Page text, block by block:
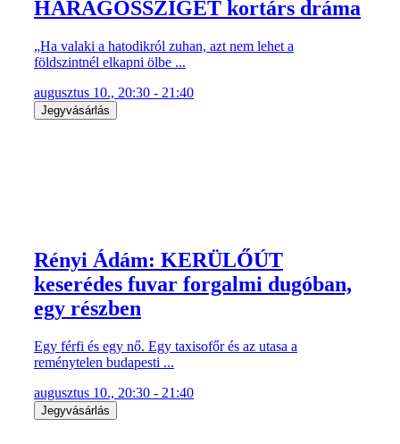
HARAGOSSZIGET kortárs dráma
„Ha valaki a hatodikról zuhan, azt nem lehet a
földszintnél elkapni ölbe ...
augusztus 10., 20:30 - 21:40
Jegyvásárlás
Rényi Ádám: KERÜLŐÚT
keserédes fuvar forgalmi dugóban,
egy részben
Egy férfi és egy nő. Egy taxisofőr és az utasa a
reménytelen budapesti ...
augusztus 10., 20:30 - 21:40
Jegyvásárlás